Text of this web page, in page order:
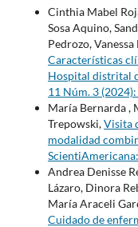
Cinthia Mabel
Sosa Aquino,
Pedrozo,
Características
Hospital distrital
11 Núm. 3
María Bernarda ,
Trepowski,Visita
modalidad
Andrea Denisse
Lázaro, Dinora
María Araceli
Cuidado de